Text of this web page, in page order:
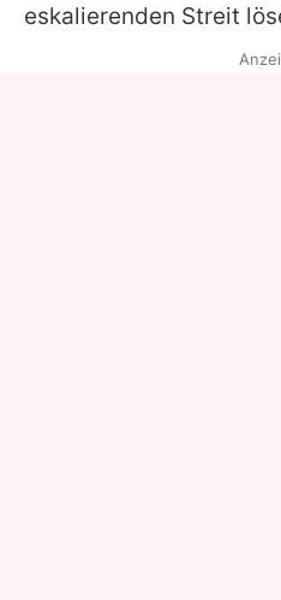
eskalierenden Streit